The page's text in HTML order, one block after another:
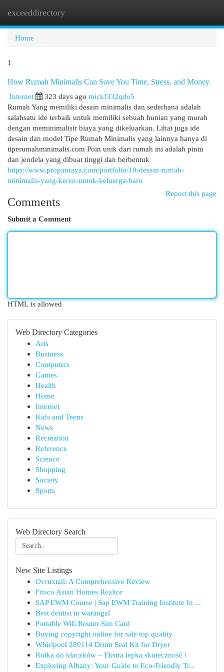
exceeddirectory
Home
1
How Rumah Minimalis Can Save You Time, Stress, and Money.
Internet
323 days ago mickf332qdo5
Rumah Yang memiliki desain minimalis dan sederhana adalah
salahsatu ide terbaik untuk memiliki sebuah hunian yang murah
dengan meminimalisir biaya yang dikeluarkan. Lihat juga ide
desain dan model Tipe Rumah Minimalis yang lainnya hanya di
tiperumahminimalis.com Poin unik dari rumah ini adalah pintu
dan jendela yang dibuat tinggi dan berbentuk
https://www.propanraya.com/portfolio/10-desain-rumah-
minimalis-yang-keren-untuk-keluarga-baru
Report this page
Comments
Submit a Comment
HTML is allowed
Web Directory Categories
Arts
Business
Computers
Games
Health
Home
Internet
Kids and Teens
News
Recreation
Reference
Science
Shopping
Society
Sports
Web Directory Search
New Site Listings
Ovruxtali: A Comprehensive Review
Frisco Asian Homes Realtor
SAP EWM Course | Sap EWM Training Institute In ...
Best dentist in warangal
Portable Wifi Router Sim Card
Buying copyright online for sale top quality
Whirlpool 280114 Drum Seal Kit for Dryer
Rolka do kłaczków – Ekstra lepka skuteczność !
Exploring Albany: Your Guide to Eco-Friendly Tr...